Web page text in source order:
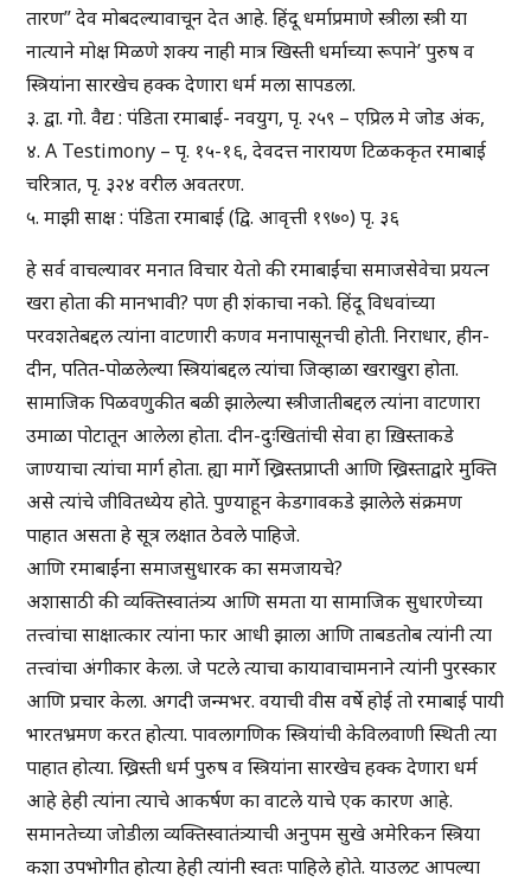
तारण” देव मोबदल्यावाचून देत आहे. हिंदू धर्माप्रमाणे स्त्रीला स्त्री या
नात्याने मोक्ष मिळणे शक्य नाही मात्र खिस्ती धर्माच्या रूपाने’ पुरुष व
स्त्रियांना सारखेच हक्क देणारा धर्म मला सापडला.
३. द्वा. गो. वैद्य : पंडिता रमाबाई- नवयुग, पृ. २५९ – एप्रिल मे जोड अंक,
४. A Testimony – पृ. १५-१६, देवदत्त नारायण टिळककृत रमाबाई
चरित्रात, पृ. ३२४ वरील अवतरण.
५. माझी साक्ष : पंडिता रमाबाई (द्वि. आवृत्ती १९७०) पृ. ३६
हे सर्व वाचल्यावर मनात विचार येतो की रमाबाईंचा समाजसेवेचा प्रयत्न
खरा होता की मानभावी? पण ही शंकाचा नको. हिंदू विधवांच्या
परवशतेबद्दल त्यांना वाटणारी कणव मनापासूनची होती. निराधार, हीन-
दीन, पतित-पोळलेल्या स्त्रियांबद्दल त्यांचा जिव्हाळा खराखुरा होता.
सामाजिक पिळवणुकीत बळी झालेल्या स्त्रीजातीबद्दल त्यांना वाटणारा
उमाळा पोटातून आलेला होता. दीन-दुःखितांची सेवा हा ख़िस्ताकडे
जाण्याचा त्यांचा मार्ग होता. ह्या मार्गे ख्रिस्तप्राप्ती आणि ख्रिस्ताद्वारे मुक्ति
असे त्यांचे जीवितध्येय होते. पुण्याहून केडगावकडे झालेले संक्रमण
पाहात असता हे सूत्र लक्षात ठेवले पाहिजे.
आणि रमाबाईंना समाजसुधारक का समजायचे?
अशासाठी की व्यक्तिस्वातंत्र्य आणि समता या सामाजिक सुधारणेच्या
तत्त्वांचा साक्षात्कार त्यांना फार आधी झाला आणि ताबडतोब त्यांनी त्या
तत्त्वांचा अंगीकार केला. जे पटले त्याचा कायावाचामनाने त्यांनी पुरस्कार
आणि प्रचार केला. अगदी जन्मभर. वयाची वीस वर्षे होई तो रमाबाई पायी
भारतभ्रमण करत होत्या. पावलागणिक स्त्रियांची केविलवाणी स्थिती त्या
पाहात होत्या. ख्रिस्ती धर्म पुरुष व स्त्रियांना सारखेच हक्क देणारा धर्म
आहे हेही त्यांना त्याचे आकर्षण का वाटले याचे एक कारण आहे.
समानतेच्या जोडीला व्यक्तिस्वातंत्र्याची अनुपम सुखे अमेरिकन स्त्रिया
कशा उपभोगीत होत्या हेही त्यांनी स्वतः पाहिले होते. याउलट आपल्या